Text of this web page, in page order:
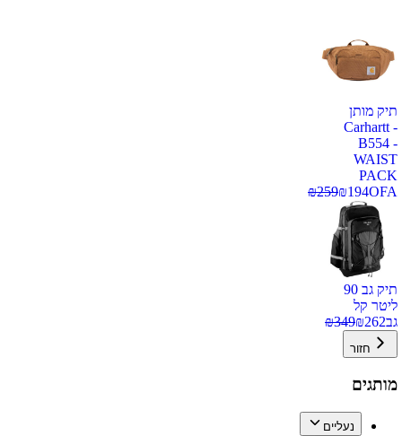
תיק מותן
Carhartt -
B554 -
WAIST
PACK
OFA
₪194
₪259
תיק גב 90
ליטר קל
גב
₪262
₪349
חזור
מותגים
נעליים